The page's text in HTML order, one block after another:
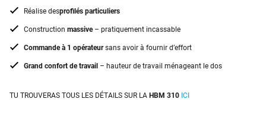
Réalise desprofilés particuliers
Construction massive– pratiquement incassable
Commande à 1 opérateursans avoir à fournir d’effort
Grand confort de travail – hauteur de travail ménageant le dos
TU TROUVERAS TOUS LES DÉTAILS SUR LA HBM 310 ICI